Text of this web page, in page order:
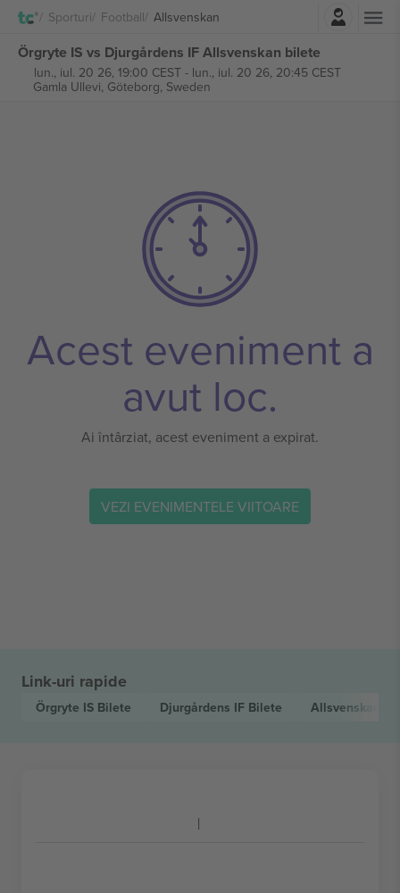
Sporturi Football AllsvenskanAutentificare
Örgryte IS vs Djurgårdens IF Allsvenskan bilete
lun., iul. 20 26, 19:00 CEST- lun., iul. 20 26, 20:45 CEST
Gamla Ullevi, Göteborg, Sweden
Acest eveniment a
avut loc.
Ai întârziat, acest eveniment a expirat.
VEZI EVENIMENTELE VIITOARE
Link-uri rapide
Örgryte IS Bilete Djurgårdens IF Bilete Allsvenskan